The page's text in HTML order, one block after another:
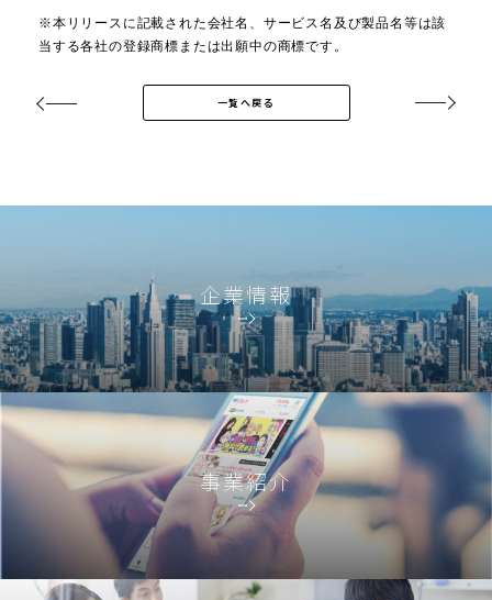
※本リリースに記載された会社名、サービス名及び製品名等は該
当する各社の登録商標または出願中の商標です。
一覧へ戻る
企業情報
事業紹介